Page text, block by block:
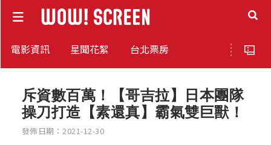
電影資訊 星聞花絮 台北票房
斥資數百萬！【哥吉拉】日本團隊
操刀打造【素還真】霸氣雙巨獸！
發佈日期：2021-12-30